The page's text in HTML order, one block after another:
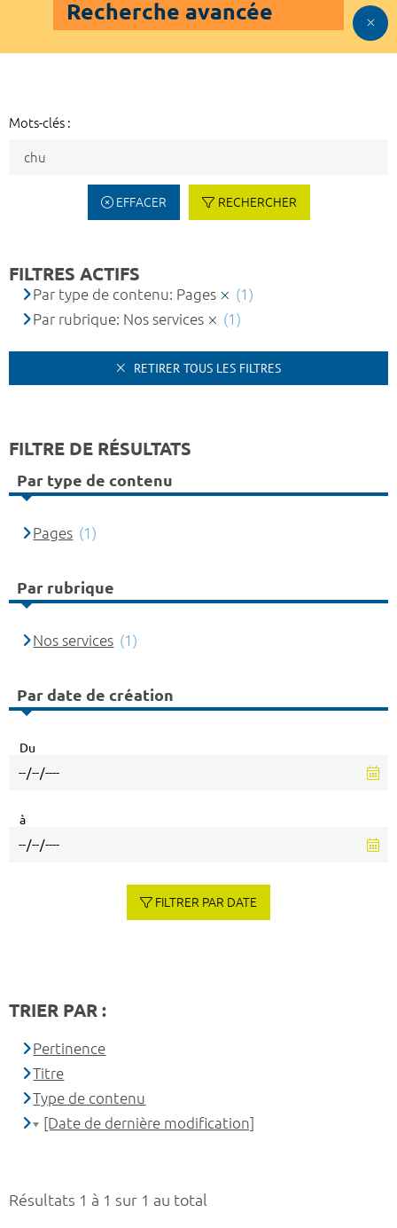
Recherche avancée
Mots-clés :
EFFACER RECHERCHER
Résultats 1 à 1 sur 1 au total
FILTRES ACTIFS
Par type de contenu: Pages
(1)
Par rubrique: Nos services
(1)
RETIRER TOUS LES FILTRES
FILTRE DE RÉSULTATS
Par type de contenu
Pages (1)
Par rubrique
Nos services (1)
Par date de création
Du
à
FILTRER PAR DATE
TRIER PAR :
Pertinence
Titre
Type de contenu
[Date de dernière modification]